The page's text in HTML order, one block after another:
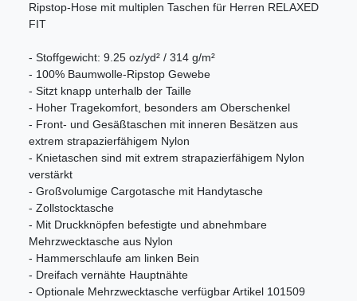
Ripstop-Hose mit multiplen Taschen für Herren RELAXED
FIT
- Stoffgewicht: 9.25 oz/yd² / 314 g/m²
- 100% Baumwolle-Ripstop Gewebe
- Sitzt knapp unterhalb der Taille
- Hoher Tragekomfort, besonders am Oberschenkel
- Front- und Gesäßtaschen mit inneren Besätzen aus
extrem strapazierfähigem Nylon
- Knietaschen sind mit extrem strapazierfähigem Nylon
verstärkt
- Großvolumige Cargotasche mit Handytasche
- Zollstocktasche
- Mit Druckknöpfen befestigte und abnehmbare
Mehrzwecktasche aus Nylon
- Hammerschlaufe am linken Bein
- Dreifach vernähte Hauptnähte
- Optionale Mehrzwecktasche verfügbar Artikel 101509